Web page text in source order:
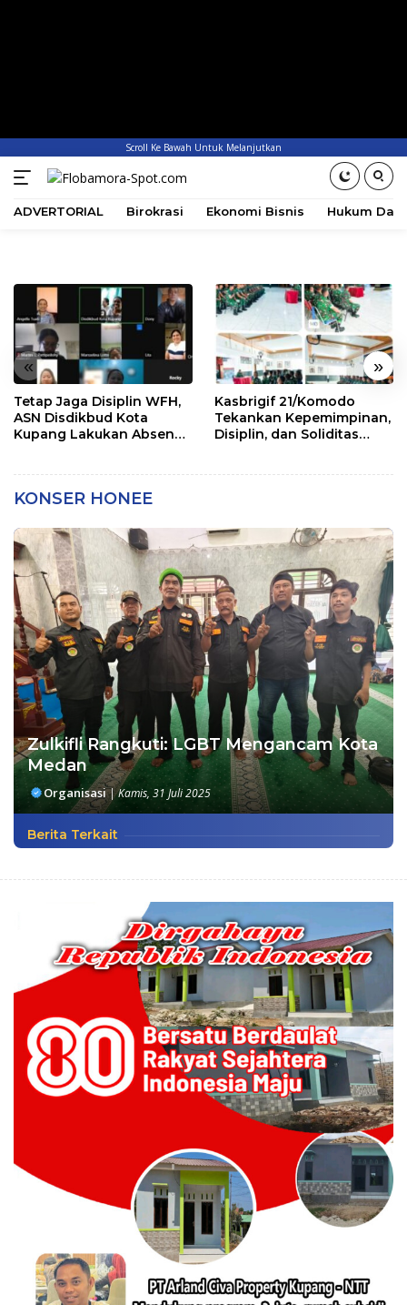
Scroll Ke Bawah Untuk Melanjutkan
ADVERTORIAL Birokrasi Ekonomi Bisnis Hukum
« »
Tetap Jaga Disiplin WFH,
ASN Disdikbud Kota
Kupang Lakukan Absen
Kasbrigif 21/Komodo
Tekankan Kepemimpinan,
Disiplin, dan Soliditas
KONSER HONEE
Zulkifli Rangkuti: LGBT Mengancam Kota
Medan
Organisasi|Kamis, 31 Juli 2025
Berita Terkait